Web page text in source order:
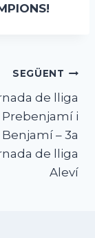
SEGÜENT
de lliga
Prebenjamí i
Benjamí – 3a
de lliga
Aleví